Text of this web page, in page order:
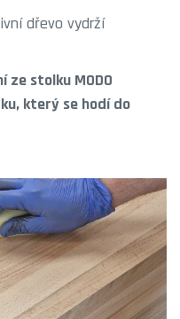
dřevo vydrží
ze stolku MODO
který se hodí do